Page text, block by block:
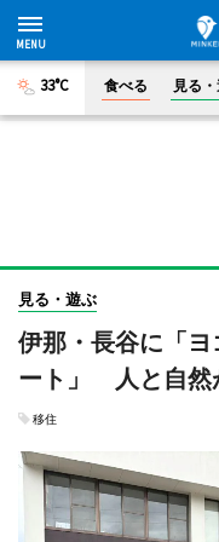
33°C 食べる 見る
見る・遊ぶ
伊那・長谷に「
ート」 人と自然
移住